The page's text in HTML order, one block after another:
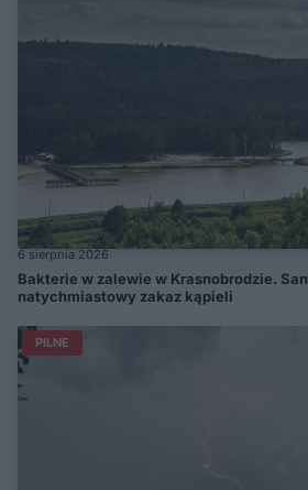
6 sierpnia 2026
Bakterie w zalewie w Krasnobrodzie.
natychmiastowy zakaz kąpieli
PILNE